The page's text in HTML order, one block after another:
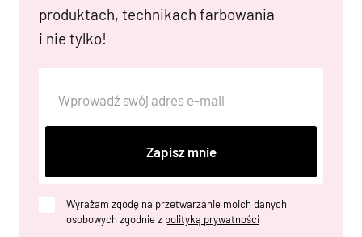
produktach, technikach farbowania
i nie tylko!
Zapisz mnie
Wyrażam zgodę na przetwarzanie moich danych
osobowych zgodnie z polityką prywatności